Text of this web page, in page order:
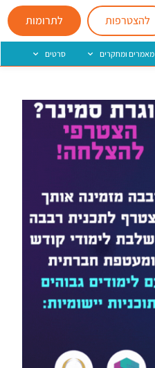
להצטרפות לתרומות
מאמרים ומחקרים סרטים